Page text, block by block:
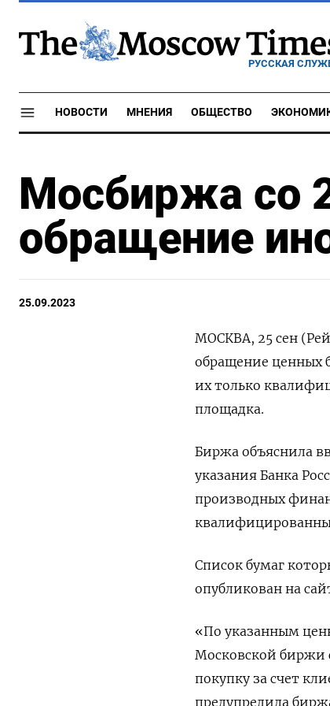
РУССКАЯ
НОВОСТИ МНЕНИЯ ОБЩЕСТВО
Мосбиржа со
обращение
25.09.2023
МОСКВА, 25 сен
обращение ценных
их только
площадка.
Биржа объяснила
указания Банка
производных
Список бумаг
опубликован на
«По указанным
Московской биржи
покупку за счет
предупредила